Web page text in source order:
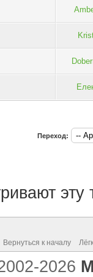
Переход:
эту
Вернуться к началу
2026